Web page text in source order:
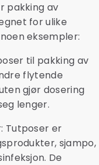
pakking av
for ulike
eksempler:
til pakking av
flytende
gjør dosering
lenger.
Tutposer er
sjampo,
De